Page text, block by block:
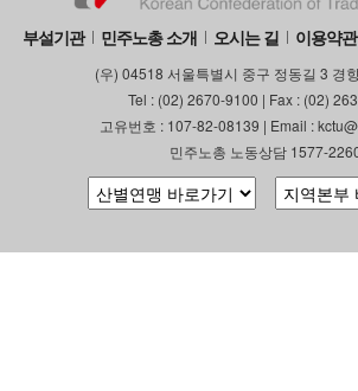
부설기관 민주노총 소개 오시는 길 이용약관
(우) 04518 서울특별시 중구 정동길 3 경
Tel : (02) 2670-9100 | Fax : (02)
고유번호 : 107-82-08139 | Email :
민주노총 노동상담 1577-